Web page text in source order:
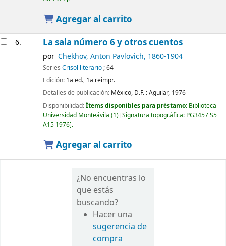
Agregar al carrito
6. La sala número 6 y otros cuentos
por Chekhov, Anton Pavlovich, 1860-1904
Series Crisol literario; 64
Edición: 1a ed., 1a reimpr.
Detalles de publicación: México, D.F. :Aguilar, 1976
Disponibilidad:Ítems disponibles para préstamo: Biblioteca
Universidad Monteávila (1) Signatura topográfica: PG3457 S5
A15 1976 .
Agregar al carrito
¿No encuentras lo
que estás
buscando?
Hacer una
sugerencia de
compra